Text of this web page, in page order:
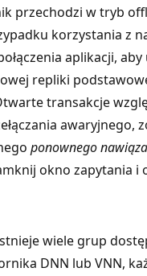
przechodzi w tryb
korzystania z
aplikacji, aby
repliki
transakcje
awaryjnego,
ponownego
okno zapytania i
wiele grup
DNN lub VNN,